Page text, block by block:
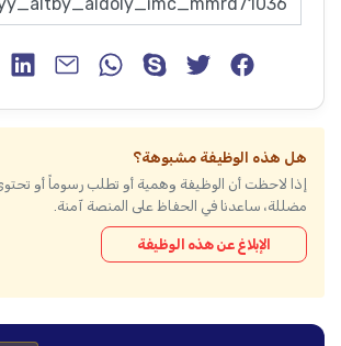
هل هذه الوظيفة مشبوهة؟
إذا لاحظت أن الوظيفة وهمية أو تطلب رسوماً أو
مضللة، ساعدنا في الحفاظ على المنصة آمنة.
الإبلاغ عن هذه الوظيفة